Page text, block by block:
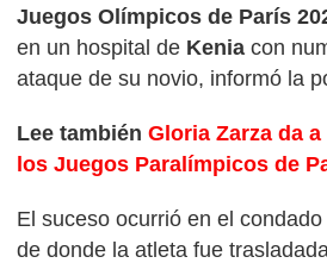
Juegos Olímpicos de París
en un hospital de Kenia con
ataque de su novio, informó la
Lee también Gloria Zarza da
los Juegos Paralímpicos de
El suceso ocurrió en el condado
de donde la atleta fue